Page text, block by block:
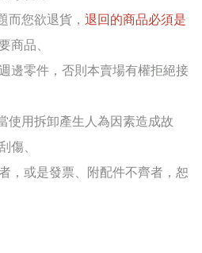
而您欲退貨， 退回的商品必須是
商品、
邊零件，否則本賣場有權拒絕接
使用拆卸產生人為因素造成故
傷、
，或是發票、附配件不齊者，恕